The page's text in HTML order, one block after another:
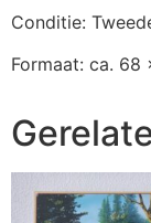
Conditie:
Formaat: ca. 68